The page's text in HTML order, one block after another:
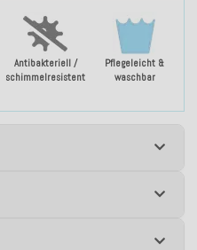
Antibakteriell /
schimmelresistent
Pflegeleicht &
waschbar